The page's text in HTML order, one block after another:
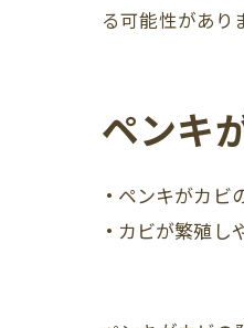
る可能性があり
ペンキ
• ペンキがカビ
• カビが繁殖し